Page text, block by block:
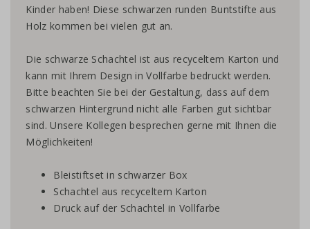
Kinder haben! Diese schwarzen runden Buntstifte aus
Holz kommen bei vielen gut an.
Die schwarze Schachtel ist aus recyceltem Karton und
kann mit Ihrem Design in Vollfarbe bedruckt werden.
Bitte beachten Sie bei der Gestaltung, dass auf dem
schwarzen Hintergrund nicht alle Farben gut sichtbar
sind. Unsere Kollegen besprechen gerne mit Ihnen die
Möglichkeiten!
Bleistiftset in schwarzer Box
Schachtel aus recyceltem Karton
Druck auf der Schachtel in Vollfarbe